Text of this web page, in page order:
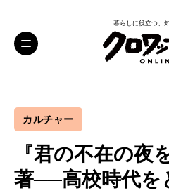
暮らしに役立つ、
カルチャー
『君の不在の夜
著──高校時代を